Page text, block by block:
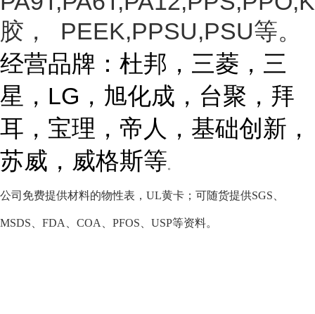
胶， PEEK,PPSU,PSU等。
经营品牌：杜邦，三菱，三
星， LG ，旭化成，台聚，拜
耳，宝理，帝人，基础创新，
苏威，威格斯等。
公司免费提供材料的物性表，UL黄卡；可随货提供SGS、
MSDS、FDA、COA、PFOS、USP等资料。